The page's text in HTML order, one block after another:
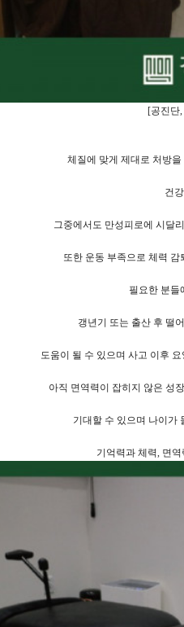
[공진단
체질에 맞게 제대로 처방
건
그중에서도 만성피로에 시달
또한 운동 부족으로 체력
필요한 분들
갱년기 또는 출산 후 떨
도움이 될 수 있으며 사고 이후
아직 면역력이 잡히지 않은 성
기대할 수 있으며 나이가
기억력과 체력, 면